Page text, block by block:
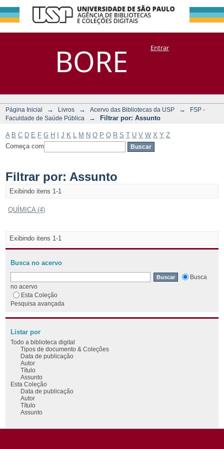
BORE
Filtrar por:
Assunto
DSpace/Manakin + CoriscoEntrar
Página Inicial → Livros → Acervo das Bibliotecas da USP →
FSP -
Faculdade de Saúde Pública
→ Filtrar por: Assunto
A B C D E F G H J K M N O P Q R S T U V W X Y Z
Começa com
Filtrar por: Assunto
Exibindo itens 1-1
QUÍMICA (4)
Exibindo itens 1-1
Busca no acervo
Busca
no acervo
Esta Coleção
Pesquisa avançada
Listar por
Todo a biblioteca digital
Tipos de documento & Coleções
Data de publicação
Autor
Título
Assunto
Esta Coleção
Data de publicação
Autor
Título
Assunto